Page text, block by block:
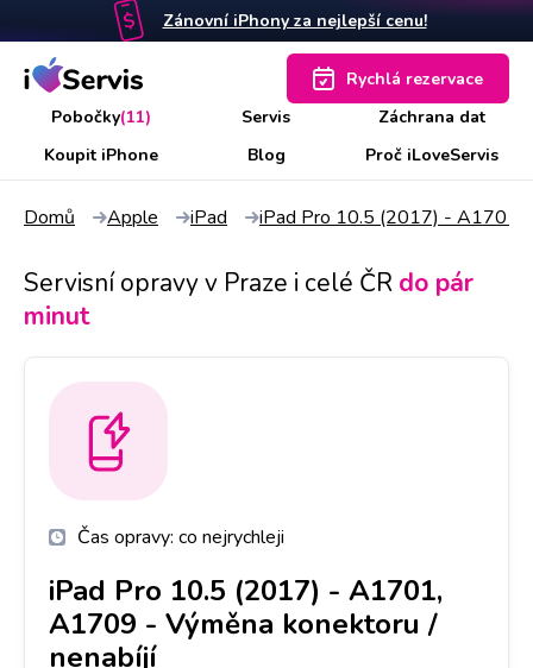
Zánovní iPhony za nejlepší cenu!
Pobočky(11) Servis
Záchrana dat
Koupit iPhone
Blog Proč iLoveServis
Rychlá rezervace
Domů Apple iPad iPad Pro 10.5 (2017) - A1701,
Servisní opravy v Praze i celé ČR do pár
minut
Čas opravy: co nejrychleji
iPad Pro 10.5 (2017) - A1701,
A1709 - Výměna konektoru /
nenabíjí